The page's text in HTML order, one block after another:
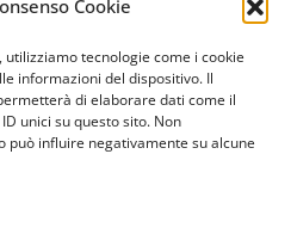
Cookie
tecnologie come i cookie
informazioni del dispositivo. Il
di elaborare dati come il
unici su questo sito. Non
può influire negativamente su alcune
per la storia dell’emigrazione
1 - 55100 Lucca
4; Fax 0583 417770